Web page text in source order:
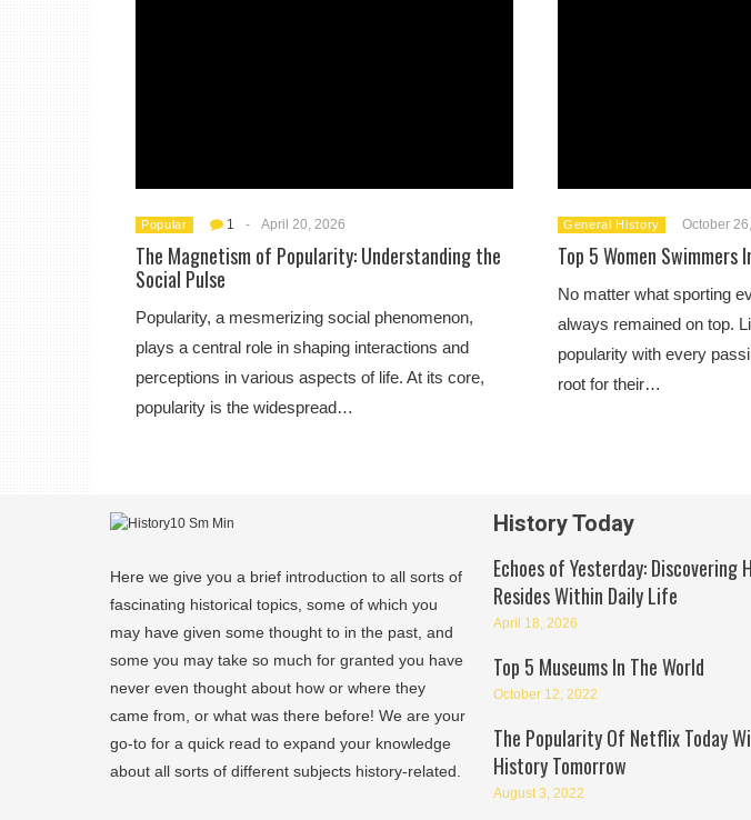
Popular 1 - April 20, 2026
The Magnetism of Popularity: Understanding the
Social Pulse
Popularity, a mesmerizing social phenomenon,
plays a central role in shaping interactions and
perceptions in various aspects of life. At its core,
popularity is the widespread…
General History October
Top 5 Women Swimmers
No matter what sporting
always remained on top.
popularity with every
root for their…
Here we give you a brief introduction to all sorts of
fascinating historical topics, some of which you
may have given some thought to in the past, and
some you may take so much for granted you have
never even thought about how or where they
came from, or what was there before! We are your
go-to for a quick read to expand your knowledge
about all sorts of different subjects history-related.
History Today
Echoes of Yesterday: Discovering
Resides Within Daily Life
April 18, 2026
Top 5 Museums In The World
October 12, 2022
The Popularity Of Netflix Today
History Tomorrow
August 3, 2022